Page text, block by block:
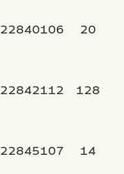
22840106 20
22842112 128
22845107 14